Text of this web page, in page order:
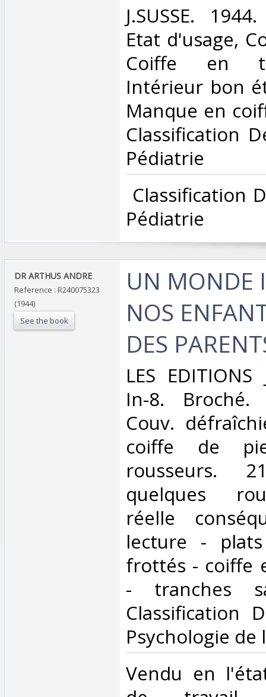
‎J.SUSSE.
Etat d'usage,
Coiffe en
Intérieur bon
Manque en
Classification
Pédiatrie‎
Classification
Pédiatrie‎
‎DR ARTHUS ANDRE‎
Reference : R240075323
(1944)
See the book
‎UN MONDE
NOS
DES
‎LES EDITIONS
In-8. Broché.
Couv.
coiffe de
rousseurs.
quelques
réelle
lecture -
frottés - coiffe
- tranches
Classification
Psychologie
‎Vendu en